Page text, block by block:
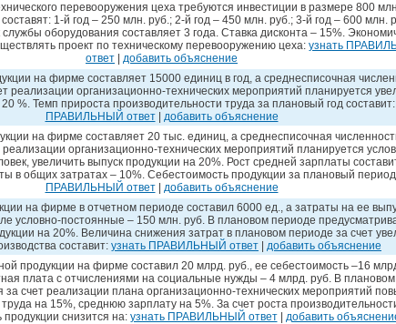
перевооружения цеха требуются инвестиции в размере 800
1-й год – 250 млн. руб.; 2-й год – 450 млн. руб.; 3-й год – 600 млн.
оборудования составляет 3 года. Ставка дисконта – 15%.
проект по техническому перевооружению цеха: узнать
ответ
добавить объяснение
на фирме составляет 15000 единиц в год, а среднесписочная
реализации организационно-технических мероприятий планируется
%. Темп прироста производительности труда за плановый год составит:
ПРАВИЛЬНЫЙ ответ| добавить объяснение
на фирме составляет 20 тыс. единиц, а среднесписочная
реализации организационно-технических мероприятий планируется
увеличить выпуск продукции на 20%. Рост средней зарплаты
в общих затратах – 10%. Себестоимость продукции за плановый
ПРАВИЛЬНЫЙ ответ| добавить объяснение
на фирме в отчетном периоде составил 6000 ед., а затраты на ее
условно-постоянные – 150 млн. руб. В плановом периоде
на 20%. Величина снижения затрат в плановом периоде за счет
составит: узнать ПРАВИЛЬНЫЙ ответ добавить объяснение
продукции на фирме составил 20 млрд. руб., ее себестоимость –16
плата с отчислениями на социальные нужды – 4 млрд. руб. В плановом
за счет реализации плана организационно-технических мероприятий
на 15%, среднюю зарплату на 5%. За счет роста
продукции снизится на: узнать ПРАВИЛЬНЫЙ ответ| добавить